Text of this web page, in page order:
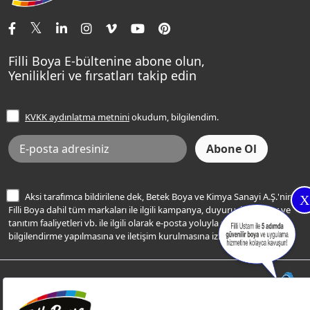
X
Tavan Boyaları
Ev Bakım ve Hobi Boyaları
Yatak Odası Renkleri
Sentomaxx Sentetik Boya
Sentomaxx İpeksi Mat
Momento Life
Şampanya Rengi
Açık Mavi Rengi
Frezya Rengi
İletişim Bilgilerimiz
Renk Danışma
Filli Ustam
Sıkça Sorulan Sorular
Ücretsiz Yalıtım Keşif Hizmeti
Bilgi Toplumu Hizmetleri
İnternet Sitesi Kullanım Koşulları
KVKK Talep Formu
KVKK Aydınlatma Metni
Filli Boya E-bültenine abone olun,
Yenilikleri ve fırsatları takip edin
KVKK aydınlatma metniniokudum, bilgilendim.
Aksi tarafımca bildirilene dek, Betek Boya ve Kimya Sanayi A.Ş.'nin
Filli Boya dahil tüm markaları ile ilgili kampanya, duyuru, hizmetler ve
tanıtım faaliyetleri vb. ile ilgili olarak e-posta yoluyla şahsıma
bilgilendirme yapılmasına ve iletişim kurulmasına izin veriyorum.